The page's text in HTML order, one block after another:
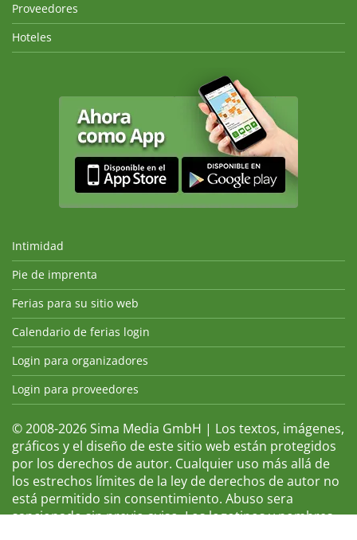
Proveedores
Hoteles
Intimidad
Pie de imprenta
Ferias para su sitio web
Calendario de ferias login
Login para organizadores
Login para proveedores
© 2008-2026 Sima Media GmbH | Los textos, imágenes,
gráficos y el diseño de este sitio web están protegidos
por los derechos de autor. Cualquier uso más allá de
los estrechos límites de la ley de derechos de autor no
está permitido sin consentimiento. Abuso sera
sancionado sin previo aviso. Los logotipos y nombres